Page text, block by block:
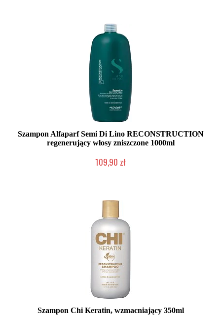
Szampon Alfaparf Semi Di Lino RECONSTRUCTION
regenerujący włosy zniszczone 1000ml
109,90 zł
Szampon Chi Keratin, wzmacniający 350ml